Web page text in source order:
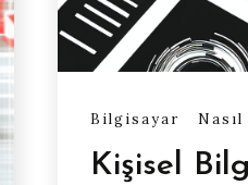
Bilgisayar Nasıl
Kişisel